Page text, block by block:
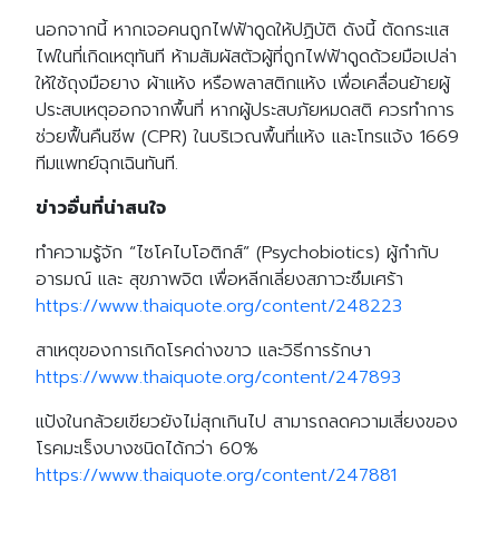
นอกจากนี้ หากเจอคนถูกไฟฟ้าดูดให้ปฏิบัติ ดังนี้ ตัดกระแส
ไฟในที่เกิดเหตุทันที ห้ามสัมผัสตัวผู้ที่ถูกไฟฟ้าดูดด้วยมือเปล่า
ให้ใช้ถุงมือยาง ผ้าแห้ง หรือพลาสติกแห้ง เพื่อเคลื่อนย้ายผู้
ประสบเหตุออกจากพื้นที่ หากผู้ประสบภัยหมดสติ ควรทำการ
ช่วยฟื้นคืนชีพ (CPR) ในบริเวณพื้นที่แห้ง และโทรแจ้ง 1669
ทีมแพทย์ฉุกเฉินทันที.
ข่าวอื่นที่น่าสนใจ
ทำความรู้จัก “ไซโคไบโอติกส์” (Psychobiotics) ผู้กำกับ
อารมณ์ และ สุขภาพจิต เพื่อหลีกเลี่ยงสภาวะซึมเศร้า
https://www.thaiquote.org/content/248223
สาเหตุของการเกิดโรคด่างขาว และวิธีการรักษา
https://www.thaiquote.org/content/247893
แป้งในกล้วยเขียวยังไม่สุกเกินไป สามารถลดความเสี่ยงของ
โรคมะเร็งบางชนิดได้กว่า 60%
https://www.thaiquote.org/content/247881